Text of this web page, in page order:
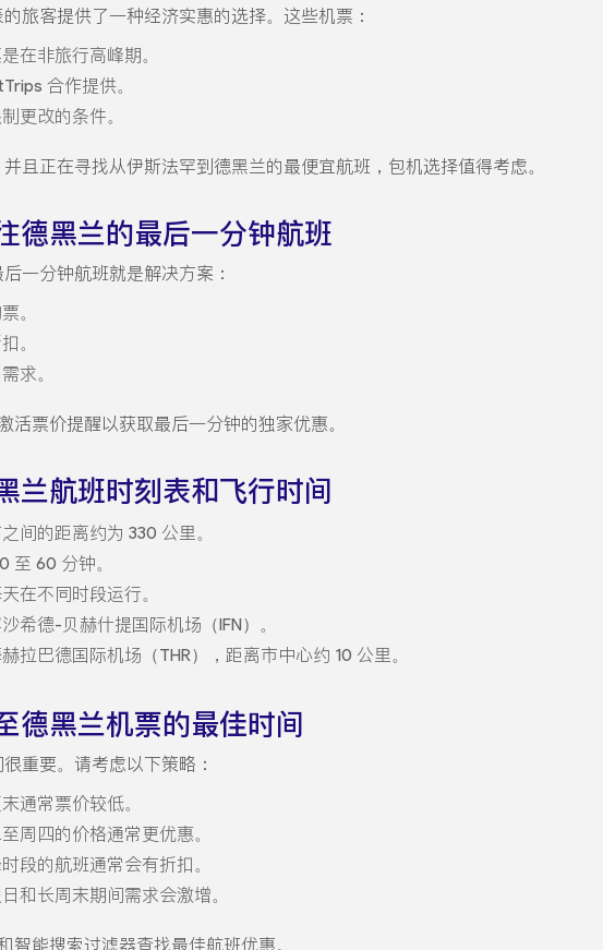
旅客提供了一种经济实惠的选择。这些机票：
在非旅行高峰期。
合作提供。
更改的条件。
且正在寻找从伊斯法罕到德黑兰的最便宜航班，包机选择值得考虑。
德黑兰的最后一分钟航班
一分钟航班就是解决方案：
。
。
求。
活票价提醒以获取最后一分钟的独家优惠。
兰航班时刻表和飞行时间
间的距离约为 330 公里。
至 60 分钟。
在不同时段运行。
希德-贝赫什提国际机场（IFN）。
赫拉巴德国际机场（THR），距离市中心约 10 公里。
德黑兰机票的最佳时间
重要。请考虑以下策略：
通常票价较低。
至周四的价格通常更优惠。
时段的航班通常会有折扣。
日和长周末期间需求会激增。
智能搜索过滤器查找最佳航班优惠。